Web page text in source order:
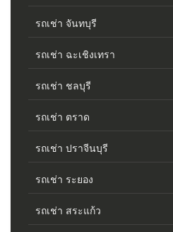
รถเช่า จันทบุรี
รถเช่า ฉะเชิงเทรา
รถเช่า ชลบุรี
รถเช่า ตราด
รถเช่า ปราจีนบุรี
รถเช่า ระยอง
รถเช่า สระแก้ว